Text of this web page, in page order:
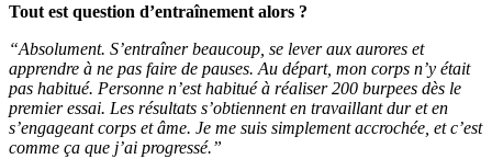
Tout est question d’entraînement alors ?
“Absolument. S’entraîner beaucoup, se lever aux aurores et
apprendre à ne pas faire de pauses. Au départ, mon corps n’y était
pas habitué. Personne n’est habitué à réaliser 200 burpees dès le
premier essai. Les résultats s’obtiennent en travaillant dur et en
s’engageant corps et âme. Je me suis simplement accrochée, et c’est
comme ça que j’ai progressé.”